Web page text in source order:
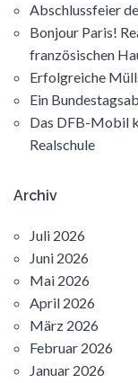
Abschlussfeier
Bonjour Paris!
französischen
Erfolgreiche
Ein
Das DFB-Mobil
Realschule
Archiv
Juli 2026
Juni 2026
Mai 2026
April 2026
März 2026
Februar 2026
Januar 2026